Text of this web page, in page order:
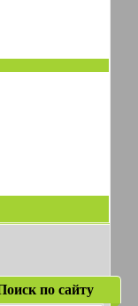
по сайту